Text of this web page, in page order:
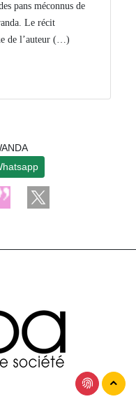
pans méconnus de
Le récit
de l’auteur (…)